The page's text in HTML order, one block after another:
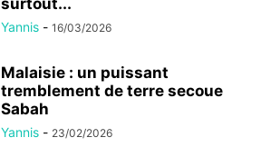
Yannis - 16/03/2026
Malaisie : un puissant
tremblement de terre secoue
Sabah
Yannis - 23/02/2026